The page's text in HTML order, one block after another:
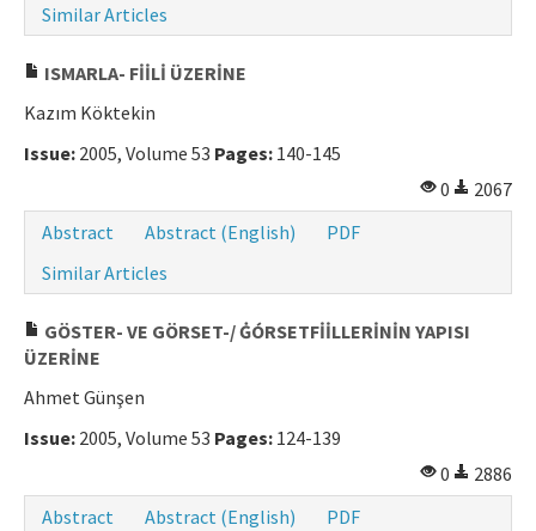
Similar Articles
ISMARLA- FİİLİ ÜZERİNE
Kazım Köktekin
Issue: 2005, Volume 53 Pages: 140-145
0
2067
Abstract
Abstract (English)
PDF
Similar Articles
GÖSTER- VE GÖRSET-/ ĠÓRSETFİİLLERİNİN YAPISI
ÜZERİNE
Ahmet Günşen
Issue: 2005, Volume 53 Pages: 124-139
0
2886
Abstract
Abstract (English)
PDF